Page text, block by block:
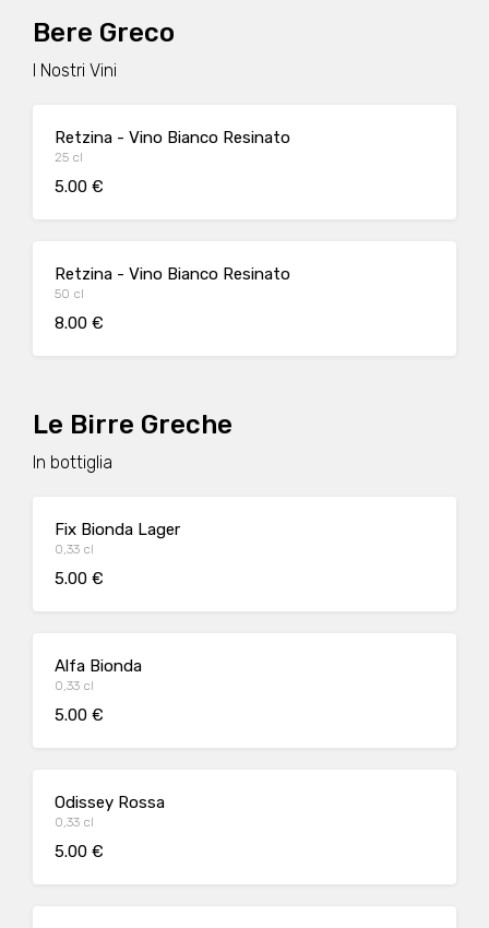
Bere Greco
I Nostri Vini
Retzina - Vino Bianco Resinato
25 cl
5.00 €
Retzina - Vino Bianco Resinato
50 cl
8.00 €
Le Birre Greche
In bottiglia
Fix Bionda Lager
0,33 cl
5.00 €
Alfa Bionda
0,33 cl
5.00 €
Odissey Rossa
0,33 cl
5.00 €